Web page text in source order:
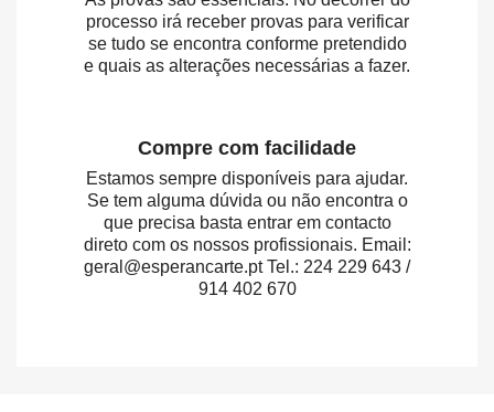
processo irá receber provas para verificar
se tudo se encontra conforme pretendido
e quais as alterações necessárias a fazer.
Compre com facilidade
Estamos sempre disponíveis para ajudar.
Se tem alguma dúvida ou não encontra o
que precisa basta entrar em contacto
direto com os nossos profissionais. Email:
geral@esperancarte.pt Tel.: 224 229 643 /
914 402 670